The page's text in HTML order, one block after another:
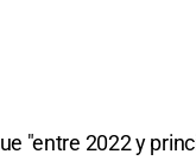
"entre 2022 y